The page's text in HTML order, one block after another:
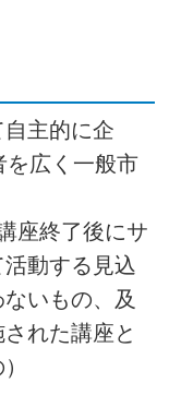
主的に企
を広く一般市
座終了後にサ
動する見込
いもの、及
れた講座と